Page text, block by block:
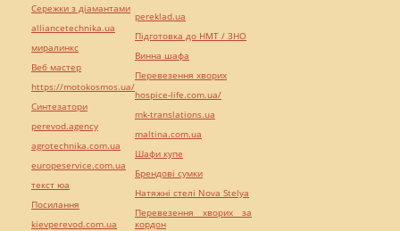
Сережки з діамантами
alliancetechnika.ua
миралинкс
Веб мастер
https://motokosmos.ua/
Синтезатори
perevod.agency
agrotechnika.com.ua
europeservice.com.ua
текст юа
Посилання
kievperevod.com.ua
pereklad.ua
Підготовка до НМТ / ЗНО
Винна шафа
Перевезення хворих
hospice-life.com.ua/
mk-translations.ua
maltina.com.ua
Шафи купе
Брендові сумки
Натяжні стелі Nova Stelya
Перевезення хворих за
кордон